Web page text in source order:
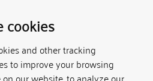
cookies
and other tracking
to improve your browsing
k
not